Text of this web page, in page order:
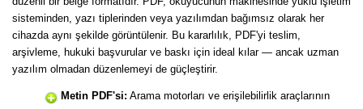
sisteminden, yazı tiplerinden veya yazılımdan bağımsız olarak her
cihazda aynı şekilde görüntülenir. Bu kararlılık, PDF'yi teslim,
arşivleme, hukuki başvurular ve baskı için ideal kılar — ancak uzman
yazılım olmadan düzenlemeyi de güçleştirir.
Metin PDF'si: Arama motorları ve erişilebilirlik araçlarının